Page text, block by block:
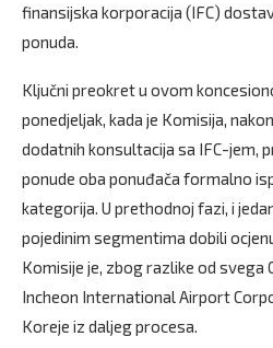
finansijska korporacija (IFC)
ponuda.
Ključni preokret u ovom
ponedjeljak, kada je Komisija,
dodatnih konsultacija sa IFC-jem,
ponude oba ponuđača formalno
kategorija. U prethodnoj fazi, i
pojedinim segmentima dobili
Komisije je, zbog razlike od svega
Incheon International Airport
Koreje iz daljeg procesa.